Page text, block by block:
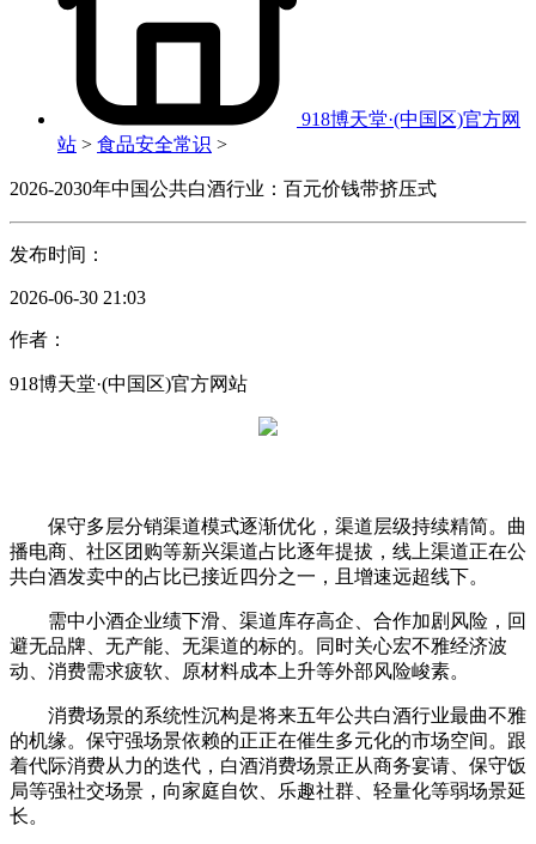
918博天堂·(中国区)官方网
站 > 食品安全常识 >
2026-2030年中国公共白酒行业：百元价钱带挤压式
发布时间：
2026-06-30 21:03
作者：
918博天堂·(中国区)官方网站
保守多层分销渠道模式逐渐优化，渠道层级持续精简。曲
播电商、社区团购等新兴渠道占比逐年提拔，线上渠道正在公
共白酒发卖中的占比已接近四分之一，且增速远超线下。
需中小酒企业绩下滑、渠道库存高企、合作加剧风险，回
避无品牌、无产能、无渠道的标的。同时关心宏不雅经济波
动、消费需求疲软、原材料成本上升等外部风险峻素。
消费场景的系统性沉构是将来五年公共白酒行业最曲不雅
的机缘。保守强场景依赖的正正在催生多元化的市场空间。跟
着代际消费从力的迭代，白酒消费场景正从商务宴请、保守饭
局等强社交场景，向家庭自饮、乐趣社群、轻量化等弱场景延
长。